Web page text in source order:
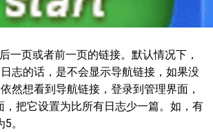
一页或者前一页的链接。默认情况下，
志的话，是不会显示导航链接，如果没
然想看到导航链接，登录到管理界面，
，把它设置为比所有日志少一篇。如，有
。